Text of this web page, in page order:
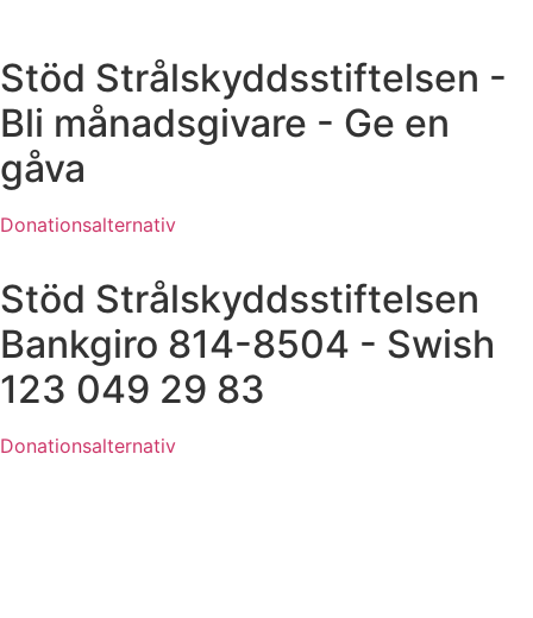
Stöd Strålskyddsstiftelsen -
Bli månadsgivare - Ge en
gåva
Donationsalternativ
Stöd Strålskyddsstiftelsen
Bankgiro 814-8504 - Swish
123 049 29 83
Donationsalternativ